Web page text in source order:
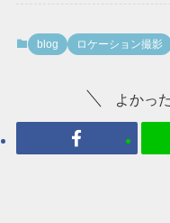
blog ロケーション撮影
よかっ